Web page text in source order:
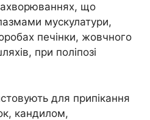
що
мускулатури,
печінки, жовчного
при поліпозі
для припікання
кандилом,